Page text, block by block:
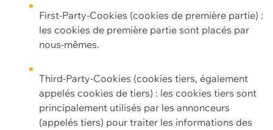
First-Party-Cookies (cookies de première partie) :
les cookies de première partie sont placés par
nous-mêmes.
Third-Party-Cookies (cookies tiers, également
appelés cookies de tiers) : les cookies tiers sont
principalement utilisés par les annonceurs
(appelés tiers) pour traiter les informations des